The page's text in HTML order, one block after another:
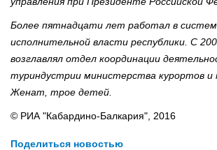
Более пятнадцати лет работал в
исполнительной власти республики. С
возглавлял отдел координации
туриндустрии министерства курортов и
Женат, трое детей.
© РИА "Кабардино-Балкария", 2016
Поделиться новостью